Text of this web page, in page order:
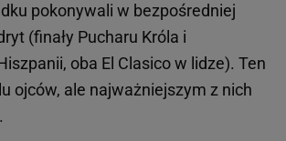
pokonywali w bezpośredniej
(finały Pucharu Króla i
oba El Clasico w lidze). Ten
ojców, ale najważniejszym z nich